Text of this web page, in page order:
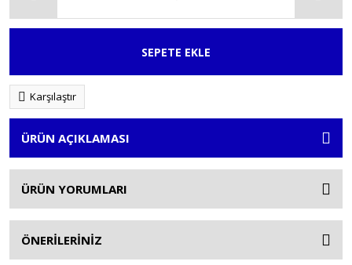
SEPETE EKLE
Karşılaştır
ÜRÜN AÇIKLAMASI
ÜRÜN YORUMLARI
ÖNERİLERİNİZ